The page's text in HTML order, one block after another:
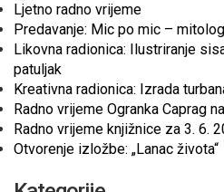
Ljetno radno vrijeme
Predavanje: Mic po mic –
Likovna radionica: Ilustriranje
patuljak
Kreativna radionica: Izrada
Radno vrijeme Ogranka Caprag
Radno vrijeme knjižnice za 3. 6.
Otvorenje izložbe: „Lanac života“